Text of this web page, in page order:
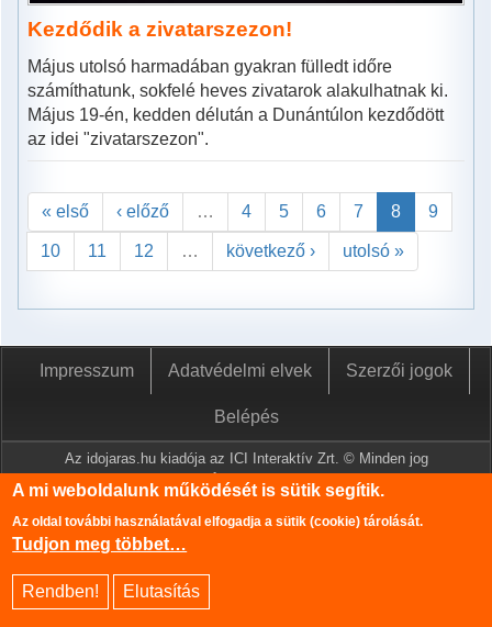
Kezdődik a zivatarszezon!
Május utolsó harmadában gyakran fülledt időre
számíthatunk, sokfelé heves zivatarok alakulhatnak ki.
Május 19-én, kedden délután a Dunántúlon kezdődött
az idei "zivatarszezon".
« első ‹ előző … 4 5 6 7 8 9
10 11 12 … következő › utolsó »
Impresszum Adatvédelmi elvek Szerzői jogok
Belépés
Az idojaras.hu kiadója az ICI Interaktív Zrt. © Minden jog
fenntartva.
A www.idojaras.hu oldalon megjelenő tartalmakat a szerzői jogról
szóló 1999. évi LXXVI. törvény értelmében az ICI Interaktív Zrt
írásos engedélye nélkül tilos lemásolni és közzétenni.
Az oldalon található információk szerkesztéséhez az Országos
Meteorológiai Szolgálat adatbázisa is felhasználásra került.
A mi weboldalunk működését is sütik segítik.
Az oldal további használatával elfogadja a sütik (cookie) tárolását.
Tudjon meg többet…
Rendben! Elutasítás